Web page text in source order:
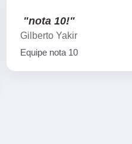
"Ótima qualidade!"
Laercio Viegas
Uma empresa séria e
ótima qualidade